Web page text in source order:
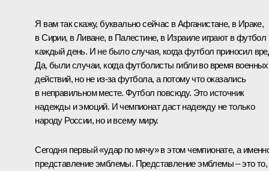
Я вам так скажу, буквально сейчас в Афганистане, в Ираке,
в Сирии, в Ливане, в Палестине, в Израиле играют в футбол
каждый день. И не было случая, когда футбол приносил
Да, были случаи, когда футболисты гибли во время военных
действий, но не из‑за футбола, а потому что оказались
в неправильном месте. Футбол повсюду. Это источник
надежды и эмоций. И чемпионат даст надежду не только
народу России, но и всему миру.
Сегодня первый «удар по мячу» в этом чемпионате, а
представление эмблемы. Представление эмблемы – это то,